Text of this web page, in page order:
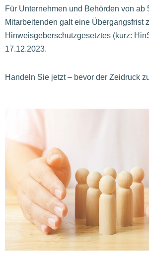
Für Unternehmen und Behörden von ab
Mitarbeitenden galt eine Übergangsfrist
Hinweisgeberschutzgesetztes (kurz:
17.12.2023.
Handeln Sie jetzt – bevor der Zeidruck